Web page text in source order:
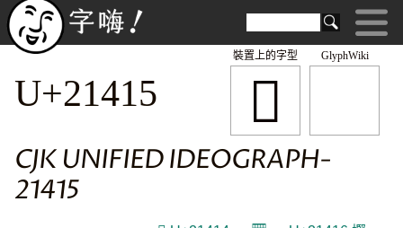
GlyphWiki
𡐕
裝置上的字型
U+21415
CJK UNIFIED IDEOGRAPH-
21415